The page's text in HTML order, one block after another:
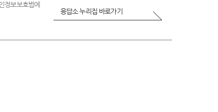
정보보호법에
응답소 누리집 바로가기